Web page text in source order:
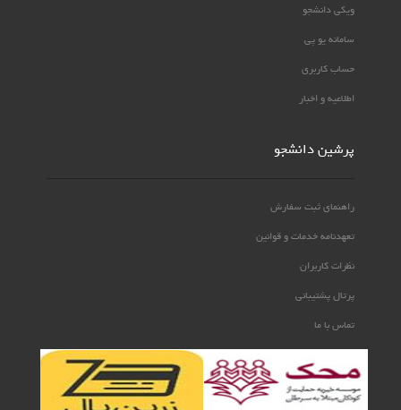
ویکی دانشجو
سامانه یو پی
حساب کاربری
اطلاعیه و اخبار
پرشین دانشجو
راهنمای ثبت سفارش
تعهدنامه خدمات و قوانین
نظرات کاربران
پرتال پشتیبانی
تماس با ما